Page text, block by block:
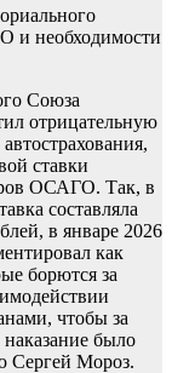
и необходимости
Союза
отрицательную
ставки
ОСАГО. Так, в
составляла
в январе 2026
как
борются за
чтобы за
было
Сергей Мороз.